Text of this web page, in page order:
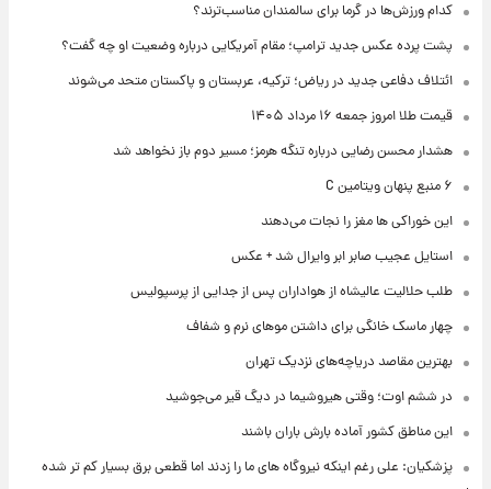
کدام ورزش‌ها در گرما برای سالمندان مناسب‌ترند؟
پشت پرده عکس جدید ترامپ؛ مقام آمریکایی درباره وضعیت او چه گفت؟
ائتلاف دفاعی جدید در ریاض؛ ترکیه، عربستان و پاکستان متحد می‌شوند
قیمت طلا امروز جمعه ۱۶ مرداد ۱۴۰۵
هشدار محسن رضایی درباره تنگه هرمز؛ مسیر دوم باز نخواهد شد
۶ منبع پنهان ویتامین C
این خوراکی ها مغز را نجات می‌دهند
استایل عجیب صابر ابر وایرال شد + عکس
طلب حلالیت عالیشاه از هواداران پس از جدایی از پرسپولیس
چهار ماسک خانگی برای داشتن موهای نرم و شفاف
بهترین مقاصد دریاچه‌های نزدیک تهران
در ششم اوت؛ وقتی هیروشیما در دیگ قیر می‌جوشید
این مناطق کشور آماده بارش باران باشند
پزشکیان: علی رغم اینکه نیروگاه های ما را زدند اما قطعی برق بسیار کم تر شده